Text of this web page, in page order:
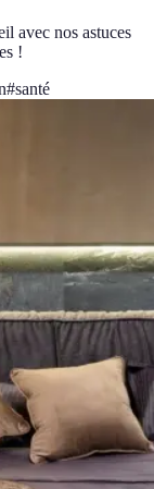
avec nos astuces
!
#santé